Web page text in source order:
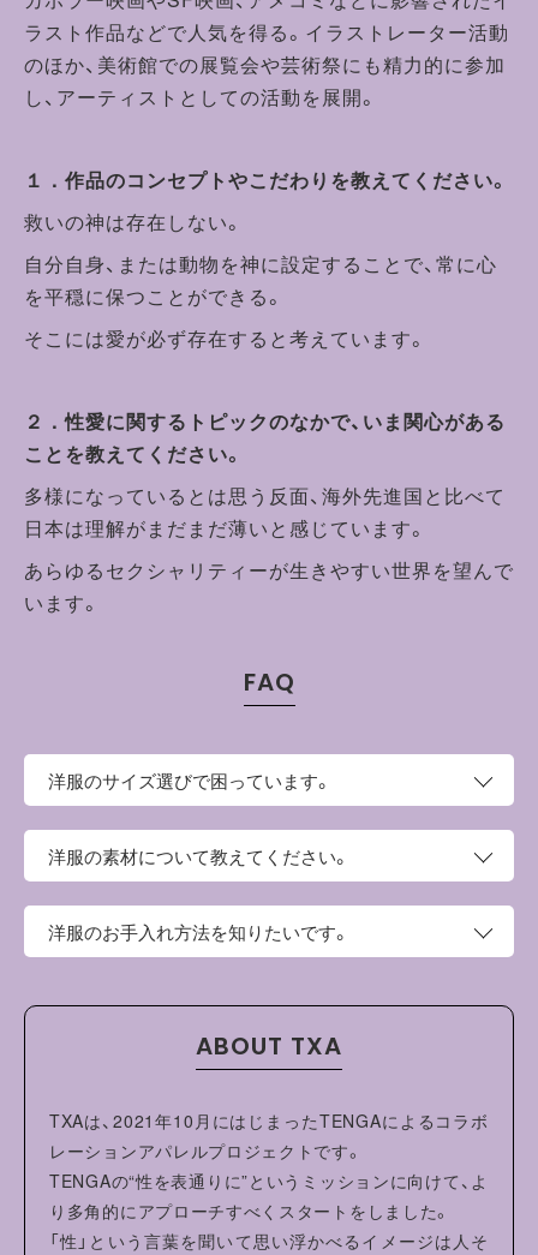
ラスト作品などで人気を得る。イラストレーター活動
のほか、美術館での展覧会や芸術祭にも精力的に参加
し、アーティストとしての活動を展開。
１．作品のコンセプトやこだわりを教えてください。
救いの神は存在しない。
自分自身、または動物を神に設定することで、常に心
を平穏に保つことができる。
そこには愛が必ず存在すると考えています。
２．性愛に関するトピックのなかで、いま関心がある
ことを教えてください。
多様になっているとは思う反面、海外先進国と比べて
日本は理解がまだまだ薄いと感じています。
あらゆるセクシャリティーが生きやすい世界を望んで
います。
FAQ
洋服のサイズ選びで困っています。
このページの上部にサイズという項目がございます。そち
らにサイズ表がございますので、お手持ちの洋服と比較し
洋服の素材について教えてください。
綿100%の天竺素材を使用しています。やや厚みがあり、ハ
リのある生地感が特徴です。
洋服のお手入れ方法を知りたいです。
・洗濯やクリーニングの際はネットを使用し、他のものと分
けて洗ってください。
・形を整えて干してください。洗濯により収縮やねじれ、型
崩れすることがあります。
・プリント部分には当て布をしてアイロンをかけてくださ
い。
ABOUT TXA
TXAは、2021年10月にはじまったTENGAによるコラボ
レーションアパレルプロジェクトです。
TENGAの“性を表通りに”というミッションに向けて、よ
り多角的にアプローチすべくスタートをしました。
「性」という言葉を聞いて思い浮かべるイメージは人そ